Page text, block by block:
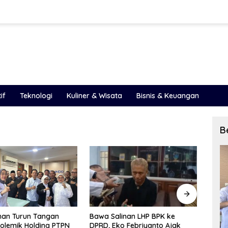
Teknologi Kuliner & Wisata Bisnis & Keuangan
LHP BPK ke
Febriyanto Ajak
LHP BPK 2025 Ungkap Celah
Besar Pengelolaan Keuangan